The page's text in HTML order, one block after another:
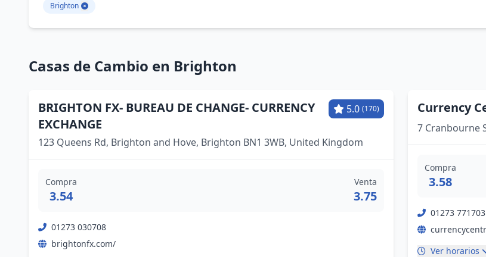
Brighton
Casas de Cambio en Brighton
BRIGHTON FX- BUREAU DE CHANGE- CURRENCY
EXCHANGE
5.0 (170)
123 Queens Rd, Brighton and Hove, Brighton BN1 3WB, United Kingdom
Compra
3.54
Venta
3.75
01273 030708
brightonfx.com/
Currency
7 Cranbourne
Compra
3.58
01273 771703
Ver horarios